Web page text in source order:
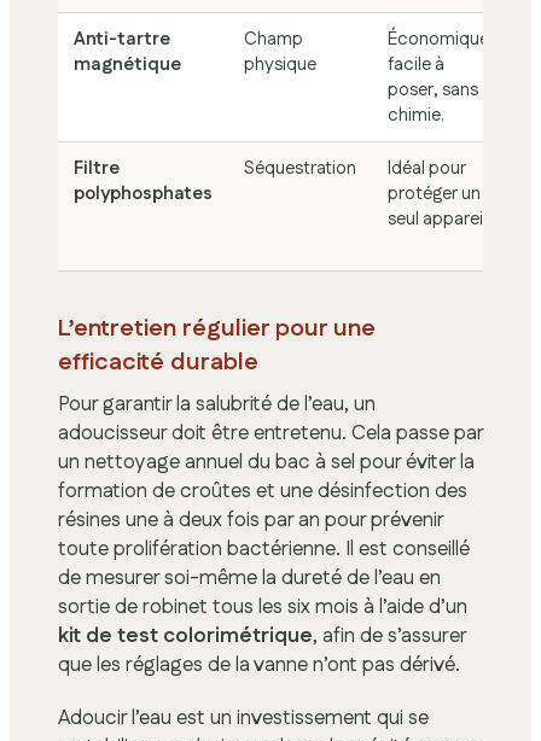
Anti-tartre
magnétique
Champ
physique
Économique,
facile à
poser, sans
chimie.
Filtre
polyphosphates
Séquestration
Idéal pour
protéger un
seul appareil.
L’entretien régulier pour une
efficacité durable
Pour garantir la salubrité de l’eau, un
adoucisseur doit être entretenu. Cela passe par
un nettoyage annuel du bac à sel pour éviter la
formation de croûtes et une désinfection des
résines une à deux fois par an pour prévenir
toute prolifération bactérienne. Il est conseillé
de mesurer soi-même la dureté de l’eau en
sortie de robinet tous les six mois à l’aide d’un
kit de test colorimétrique, afin de s’assurer
que les réglages de la vanne n’ont pas dérivé.
Adoucir l’eau est un investissement qui se